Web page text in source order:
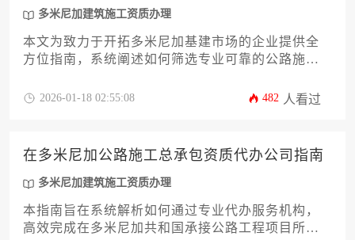
多米尼加建筑施工资质办理
本文为致力于开拓多米尼加基建市场的企业提供全
方位指南，系统阐述如何筛选专业可靠的公路施工
评估要素、合作流程管控等核心环节，助力企业高
2026-01-18 02:55:08 482 人看过
在多米尼加公路施工总承包资质代办公司指南
多米尼加建筑施工资质办理
本指南旨在系统解析如何通过专业代办服务机构，
高效完成在多米尼加共和国承接公路工程项目所必